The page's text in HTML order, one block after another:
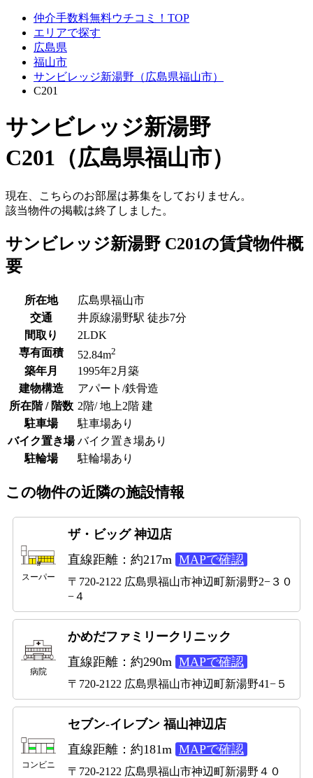
仲介手数料無料ウチコミ！TOP
エリアで探す
広島県
福山市
サンビレッジ新湯野（広島県福山市）
C201
サンビレッジ新湯野
C201（広島県福山市）
現在、こちらのお部屋は募集をしておりません。
該当物件の掲載は終了しました。
サンビレッジ新湯野 C201の賃貸物件概
要
所在地
広島県福山市
交通
井原線湯野駅 徒歩7分
間取り
2LDK
専有面積
52.84m2
築年月
1995年2月築
建物構造
アパート/鉄骨造
所在階 / 階数 2階/ 地上2階 建
駐車場
駐車場あり
バイク置き場 バイク置き場あり
駐輪場
駐輪場あり
この物件の近隣の施設情報
スーパー
ザ・ビッグ 神辺店
直線距離：約217m MAPで確認
〒720-2122 広島県福山市神辺町新湯野2−３０
−４
病院
かめだファミリークリニック
直線距離：約290m MAPで確認
〒720-2122 広島県福山市神辺町新湯野41−５
コンビニ
セブン-イレブン 福山神辺店
直線距離：約181m MAPで確認
〒720-2122 広島県福山市神辺町新湯野４０